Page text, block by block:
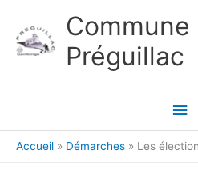
Commune
Préguillac
Accueil Démarches Les